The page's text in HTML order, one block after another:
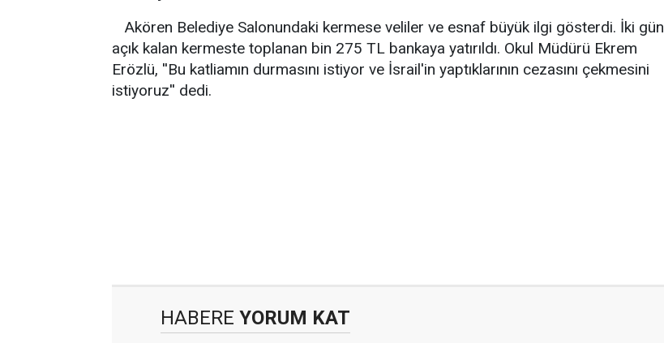
Akören Belediye Salonundaki kermese veliler ve esnaf büyük ilgi gösterdi. İki gün
açık kalan kermeste toplanan bin 275 TL bankaya yatırıldı. Okul Müdürü Ekrem
Erözlü, ''Bu katliamın durmasını istiyor ve İsrail'in yaptıklarının cezasını çekmesini
istiyoruz'' dedi.
HABERE YORUM KAT